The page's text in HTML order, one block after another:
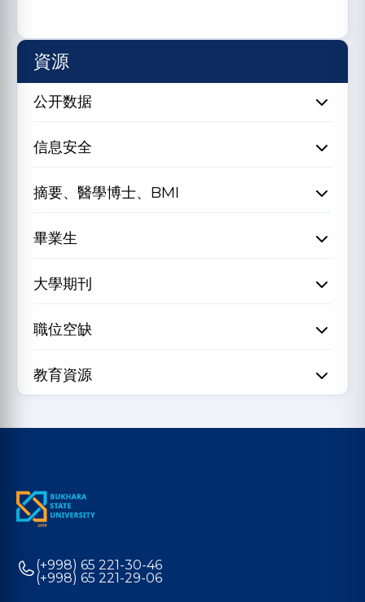
資源
公开数据
信息安全
摘要、醫學博士、BMI
畢業生
大學期刊
職位空缺
教育資源
(+998) 65 221-30-46
(+998) 65 221-29-06